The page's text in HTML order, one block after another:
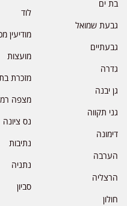
בת ים
גבעת שמואל
גבעתיים
גדרה
גן יבנה
גני תקווה
דימונה
הערבה
הרצליה
חולון
לוד
מודיעין
מועצות
מזכרת
מצפה
נס ציונה
נתיבות
נתניה
סביון